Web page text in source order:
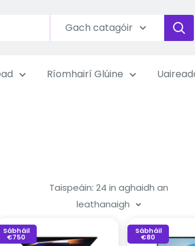
Gach catagóir
Ríomhairí Glúine
Taispeáin: 24 in aghaidh an
leathanaigh
Sábháil
€750
Sábháil
€80